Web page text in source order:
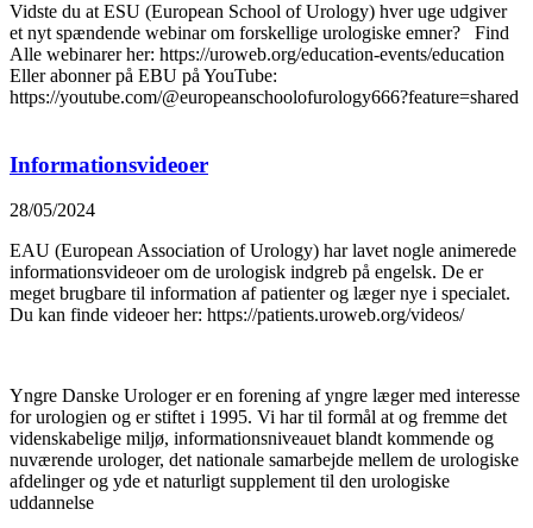
Vidste du at ESU (European School of Urology) hver uge udgiver
et nyt spændende webinar om forskellige urologiske emner? Find
Alle webinarer her: https://uroweb.org/education-events/education
Eller abonner på EBU på YouTube:
https://youtube.com/@europeanschoolofurology666?feature=shared
Informationsvideoer
28/05/2024
EAU (European Association of Urology) har lavet nogle animerede
informationsvideoer om de urologisk indgreb på engelsk. De er
meget brugbare til information af patienter og læger nye i specialet.
Du kan finde videoer her: https://patients.uroweb.org/videos/
Yngre Danske Urologer er en forening af yngre læger med interesse
for urologien og er stiftet i 1995. Vi har til formål at og fremme det
videnskabelige miljø, informationsniveauet blandt kommende og
nuværende urologer, det nationale samarbejde mellem de urologiske
afdelinger og yde et naturligt supplement til den urologiske
uddannelse